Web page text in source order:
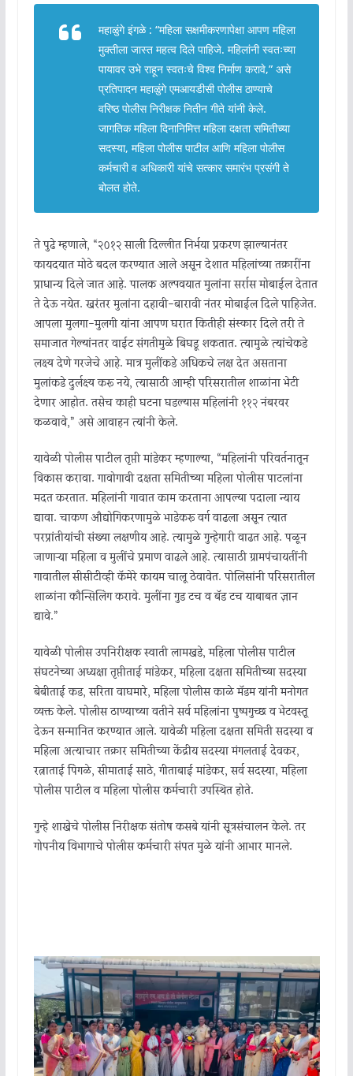
महाळुंगे इंगळे : “महिला सक्षमीकरणापेक्षा आपण महिला
मुक्तीला जास्त महत्व दिले पाहिजे. महिलांनी स्वतःच्या
पायावर उभे राहून स्वतःचे विश्व निर्माण करावे,” असे
प्रतिपादन महाळुंगे एमआयडीसी पोलीस ठाण्याचे
वरिष्ठ पोलीस निरीक्षक नितीन गीते यांनी केले.
जागतिक महिला दिनानिमित्त महिला दक्षता समितीच्या
सदस्या, महिला पोलीस पाटील आणि महिला पोलीस
कर्मचारी व अधिकारी यांचे सत्कार समारंभ प्रसंगी ते
बोलत होते.
ते पुढे म्हणाले, “२०१२ साली दिल्लीत निर्भया प्रकरण झाल्यानंतर
कायदयात मोठे बदल करण्यात आले असून देशात महिलांच्या तक्रारींना
प्राधान्य दिले जात आहे. पालक अल्पवयात मुलांना सर्रास मोबाईल देतात
ते देऊ नयेत. खरंतर मुलांना दहावी-बारावी नंतर मोबाईल दिले पाहिजेत.
आपला मुलगा-मुलगी यांना आपण घरात कितीही संस्कार दिले तरी ते
समाजात गेल्यांनतर वाईट संगतीमुळे बिघडू शकतात. त्यामुळे त्यांचेकडे
लक्ष्य देणे गरजेचे आहे. मात्र मुलींकडे अधिकचे लक्ष देत असताना
मुलांकडे दुर्लक्ष्य करू नये, त्यासाठी आम्ही परिसरातील शाळांना भेटी
देणार आहोत. तसेच काही घटना घडल्यास महिलांनी ११२ नंबरवर
कळवावे,” असे आवाहन त्यांनी केले.
यावेळी पोलीस पाटील तृप्ती मांडेकर म्हणाल्या, “महिलांनी परिवर्तनातून
विकास करावा. गावोगावी दक्षता समितीच्या महिला पोलीस पाटलांना
मदत करतात. महिलांनी गावात काम करताना आपल्या पदाला न्याय
द्यावा. चाकण औद्योगिकरणामुळे भाडेकरू वर्ग वाढला असून त्यात
परप्रांतीयांची संख्या लक्षणीय आहे. त्यामुळे गुन्हेगारी वाढत आहे. पळून
जाणाऱ्या महिला व मुलींचे प्रमाण वाढले आहे. त्यासाठी ग्रामपंचायतींनी
गावातील सीसीटीव्ही कॅमेरे कायम चालू ठेवावेत. पोलिसांनी परिसरातील
शाळांना कौन्सिलिंग करावे. मुलींना गुड टच व बॅड टच याबाबत ज्ञान
द्यावे.”
यावेळी पोलीस उपनिरीक्षक स्वाती लामखडे, महिला पोलीस पाटील
संघटनेच्या अध्यक्षा तृप्तीताई मांडेकर, महिला दक्षता समितीच्या सदस्या
बेबीताई कड, सरिता वाघमारे, महिला पोलीस काळे मॅडम यांनी मनोगत
व्यक्त केले. पोलीस ठाण्याच्या वतीने सर्व महिलांना पुष्पगुच्छ व भेटवस्तू
देऊन सन्मानित करण्यात आले. यावेळी महिला दक्षता समिती सदस्या व
महिला अत्याचार तक्रार समितीच्या केंद्रीय सदस्या मंगलताई देवकर,
रत्नाताई पिंगळे, सीमाताई साठे, गीताबाई मांडेकर, सर्व सदस्या, महिला
पोलीस पाटील व महिला पोलीस कर्मचारी उपस्थित होते.
गुन्हे शाखेचे पोलीस निरीक्षक संतोष कसबे यांनी सूत्रसंचालन केले. तर
गोपनीय विभागाचे पोलीस कर्मचारी संपत मुळे यांनी आभार मानले.